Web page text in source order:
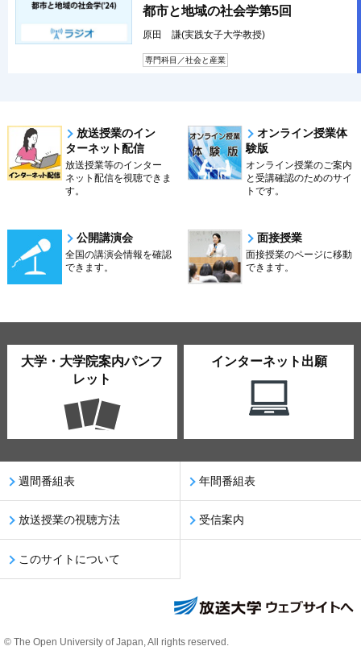
都市と地域の社会学第5回
原田 謙(実践女子大学教授)
専門科目／社会と産業
放送授業のイン
ターネット配信
放送授業等のインター
ネット配信を視聴できま
す。
オンライン授業体
験版
オンライン授業のご案内
と受講確認のためのサイ
トです。
公開講演会
全国の講演会情報を確認
できます。
面接授業
面接授業のページに移動
できます。
大学・大学院案内パンフ
レット
インターネット出願
週間番組表 年間番組表
放送授業の視聴方法 受信案内
このサイトについて
© The Open University of Japan, All rights reserved.